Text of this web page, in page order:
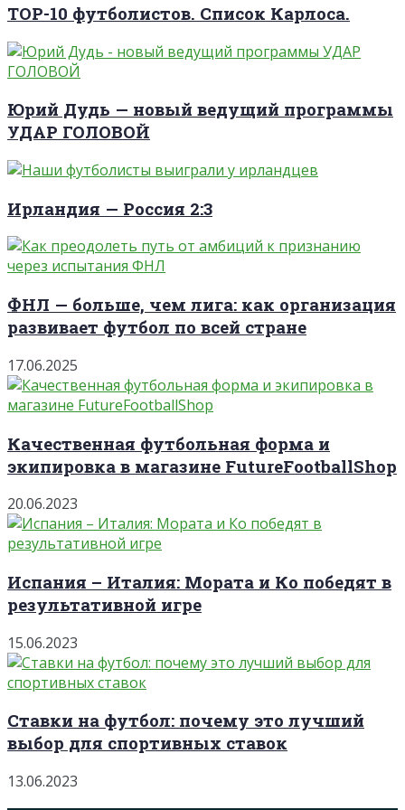
TOP-10 футболистов. Список Карлоса.
Юрий Дудь — новый ведущий программы
УДАР ГОЛОВОЙ
Ирландия — Россия 2:3
ФНЛ — больше, чем лига: как организация
развивает футбол по всей стране
17.06.2025
Качественная футбольная форма и
экипировка в магазине FutureFootballShop
20.06.2023
Испания – Италия: Мората и Ко победят в
результативной игре
15.06.2023
Ставки на футбол: почему это лучший
выбор для спортивных ставок
13.06.2023